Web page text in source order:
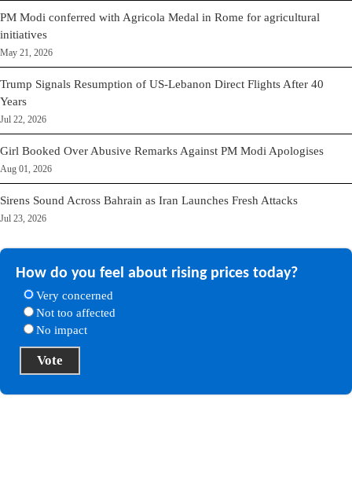
PM Modi conferred with Agricola Medal in Rome for agricultural
initiatives
May 21, 2026
Trump Signals Resumption of US-Lebanon Direct Flights After 40
Years
Jul 22, 2026
Girl Booked Over Abusive Remarks Against PM Modi Apologises
Aug 01, 2026
Sirens Sound Across Bahrain as Iran Launches Fresh Attacks
Jul 23, 2026
How do you feel about rising prices today?
Very concerned
Not too affected
No impact